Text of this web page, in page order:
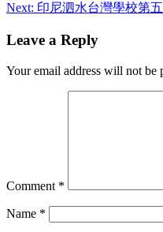
Next: 印尼泗水台灣學校第
Leave a Reply
Your email address will not be
Comment *
Name *